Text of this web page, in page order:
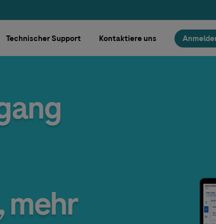
Technischer Support Kontaktiere uns
mehr